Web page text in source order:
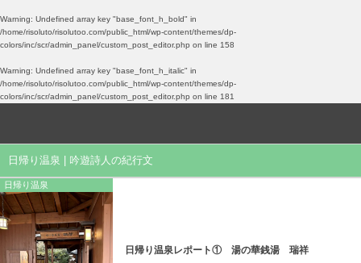
Warning: Undefined array key "base_font_h_bold" in
/home/risoluto/risolutoo.com/public_html/wp-content/themes/dp-
colors/inc/scr/admin_panel/custom_post_editor.php on line 158
Warning: Undefined array key "base_font_h_italic" in
/home/risoluto/risolutoo.com/public_html/wp-content/themes/dp-
colors/inc/scr/admin_panel/custom_post_editor.php on line 181
日帰り温泉 | 吟遊詩人の紀行文
日帰り温泉
日帰り温泉レポート① 湯の華銭湯 瑞祥
愛すべき馬鹿たちの記録
旧ブログrewrite
Gallery
Private Gallery
吟遊詩人の備忘録
ボードゲーム
喫茶店
日帰り温泉